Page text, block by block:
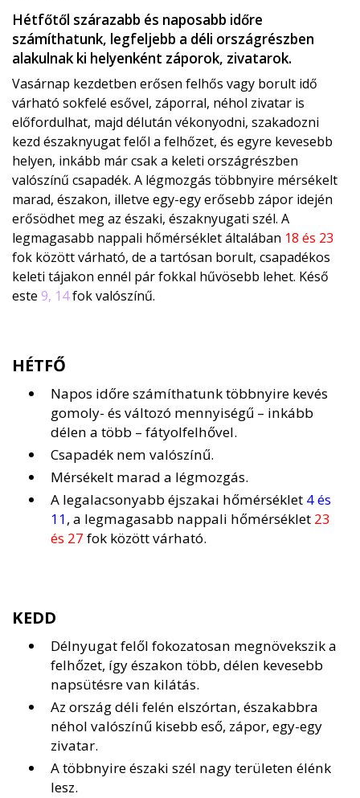
Hétfőtől szárazabb és naposabb időre
számíthatunk, legfeljebb a déli országrészben
alakulnak ki helyenként záporok, zivatarok.
Vasárnap kezdetben erősen felhős vagy borult idő
várható sokfelé esővel, záporral, néhol zivatar is
előfordulhat, majd délután vékonyodni, szakadozni
kezd északnyugat felől a felhőzet, és egyre kevesebb
helyen, inkább már csak a keleti országrészben
valószínű csapadék. A légmozgás többnyire mérsékelt
marad, északon, illetve egy-egy erősebb zápor idején
erősödhet meg az északi, északnyugati szél. A
legmagasabb nappali hőmérséklet általában 18 és 23
fok között várható, de a tartósan borult, csapadékos
keleti tájakon ennél pár fokkal hűvösebb lehet. Késő
este 9, 14fok valószínű.
HÉTFŐ
Napos időre számíthatunk többnyire kevés
gomoly- és változó mennyiségű – inkább
délen a több – fátyolfelhővel.
Csapadék nem valószínű.
Mérsékelt marad a légmozgás.
A legalacsonyabb éjszakai hőmérséklet 4 és
11, a legmagasabb nappali hőmérséklet 23
és 27 fok között várható.
KEDD
Délnyugat felől fokozatosan megnövekszik a
felhőzet, így északon több, délen kevesebb
napsütésre van kilátás.
Az ország déli felén elszórtan, északabbra
néhol valószínű kisebb eső, zápor, egy-egy
zivatar.
A többnyire északi szél nagy területen élénk
lesz.